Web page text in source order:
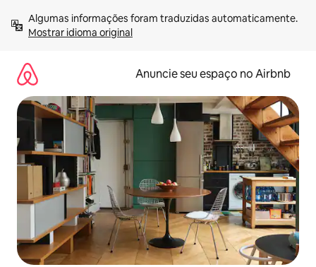
para
Mostrar idioma original
Anuncie seu espaço no Airbnb